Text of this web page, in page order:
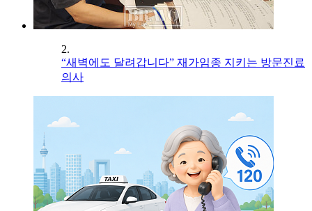
2.
“새벽에도 달려갑니다” 재가임종 지키는 방문진료
의사